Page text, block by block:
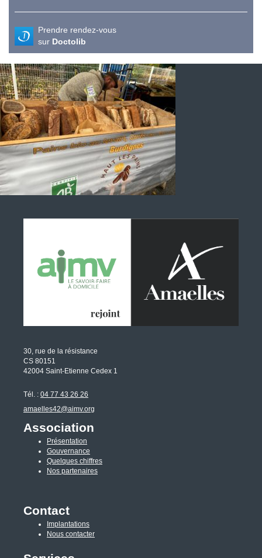
Prendre rendez-vous
sur Doctolib
30, rue de la résistance
CS 80151
42004 Saint-Etienne Cedex 1
Tél. : 04 77 43 26 26
amaelles42@aimv.org
Association
Présentation
Gouvernance
Quelques chiffres
Nos partenaires
Contact
Implantations
Nous contacter